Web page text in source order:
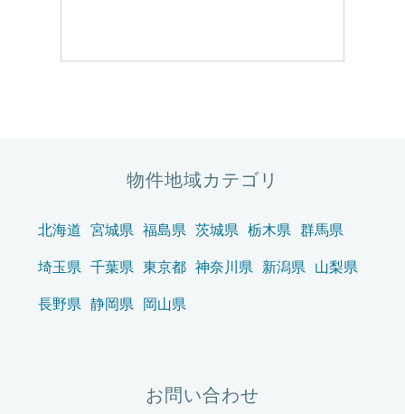
物件地域カテゴリ
北海道 宮城県 福島県 茨城県 栃木県 群馬県
埼玉県 千葉県 東京都 神奈川県 新潟県 山梨県
長野県 静岡県 岡山県
お問い合わせ